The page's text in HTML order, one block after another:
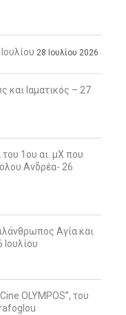
28 Ιουλίου 2026
και Ιαματικός – 27
1ου αι. μΧ που
Ανδρέα- 26
Αγία και
OLYMPOS”, του